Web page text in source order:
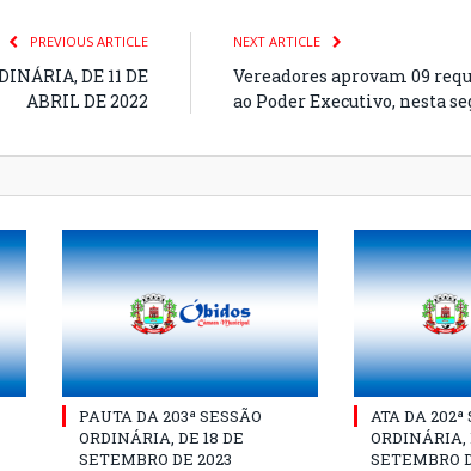
PREVIOUS ARTICLE
DE 11 DE
ABRIL DE 2022
NEXT ARTICLE
Vereadores aprovam 09
ao Poder Executivo, nesta
PAUTA DA 203ª SESSÃO
ORDINÁRIA, DE 18 DE
SETEMBRO DE 2023
ATA DA 202ª
ORDINÁRIA,
SETEMBRO